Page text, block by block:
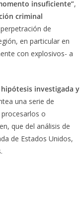
insuficiente”,
criminal
de
en particular en
con explosivos- a
investigada y
una serie de
o
que del análisis de
de Estados Unidos,